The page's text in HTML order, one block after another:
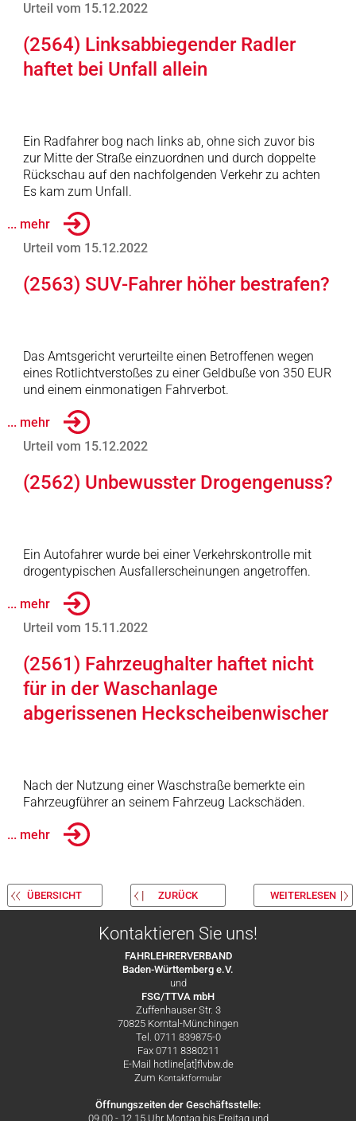
Urteil vom 15.12.2022
(2564) Linksabbiegender Radler
haftet bei Unfall allein
Ein Radfahrer bog nach links ab, ohne sich zuvor bis
zur Mitte der Straße einzuordnen und durch doppelte
Rückschau auf den nachfolgenden Verkehr zu achten
Es kam zum Unfall.
... mehr
Urteil vom 15.12.2022
(2563) SUV-Fahrer höher bestrafen?
Das Amtsgericht verurteilte einen Betroffenen wegen
eines Rotlichtverstoßes zu einer Geldbuße von 350 EUR
und einem einmonatigen Fahrverbot.
... mehr
Urteil vom 15.12.2022
(2562) Unbewusster Drogengenuss?
Ein Autofahrer wurde bei einer Verkehrskontrolle mit
drogentypischen Ausfallerscheinungen angetroffen.
... mehr
Urteil vom 15.11.2022
(2561) Fahrzeughalter haftet nicht
für in der Waschanlage
abgerissenen Heckscheibenwischer
Nach der Nutzung einer Waschstraße bemerkte ein
Fahrzeugführer an seinem Fahrzeug Lackschäden.
... mehr
ÜBERSICHT ZURÜCK WEITERLESEN
Kontaktieren Sie uns!
FAHRLEHRERVERBAND
Baden-Württemberg e.V.
und
FSG/TTVA mbH
Zuffenhauser Str. 3
70825 Korntal-Münchingen
Tel. 0711 839875-0
Fax 0711 8380211
E-Mail hotline[at]flvbw.de
Zum Kontaktformular
Öffnungszeiten der Geschäftsstelle:
09.00 - 12.15 Uhr Montag bis Freitag und